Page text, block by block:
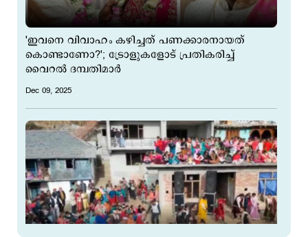
'ഇവനെ വിവാഹം കഴിച്ചത് പണക്കാരനായത്
കൊണ്ടാണോ?'; ട്രോളുകളോട് പ്രതികരിച്ച്
വൈറല്‍ ദമ്പതിമാര്‍
Dec 09, 2025